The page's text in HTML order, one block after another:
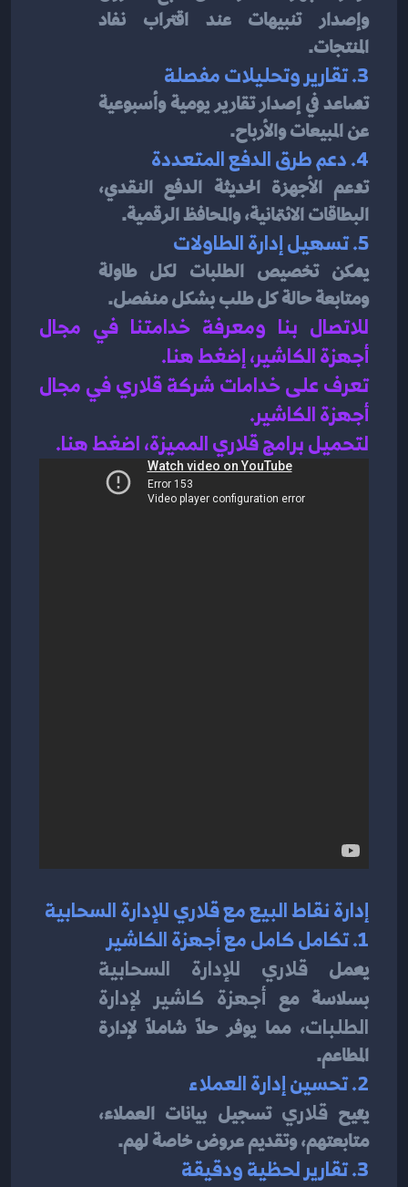
وإصدار تنبيهات عند اقتراب نفاد
المنتجات.
3. تقارير وتحليلات مفصلة
تساعد في إصدار تقارير يومية وأسبوعية
عن المبيعات والأرباح.
4. دعم طرق الدفع المتعددة
البطاقات الائتمانية، والمحافظ الرقمية.
5. تسهيل إدارة الطاولات
يمكن تخصيص الطلبات لكل طاولة
ومتابعة حالة كل طلب بشكل منفصل.
أجهزة الكاشير، إضغط هنا.
أجهزة الكاشير.
لتحميل برامج قلاري المميزة، اضغط هنا.
إدارة نقاط البيع مع قلاري للإدارة السحابية
1. تكامل كامل مع أجهزة الكاشير
يعمل قلاري للإدارة السحابية
بسلاسة مع
الطلبات
المطاعم.
2. تحسين إدارة العملاء
يتيح قلاري
متابعتهم، وتقديم عروض خاصة لهم.
3. تقارير لحظية ودقيقة